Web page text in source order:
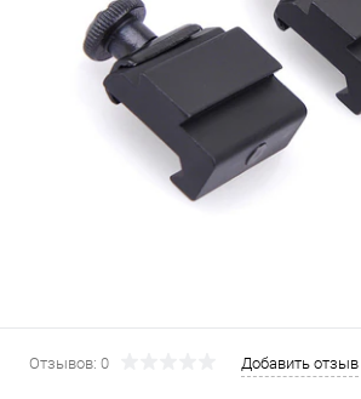
Отзывов: 0 Добавить отзыв